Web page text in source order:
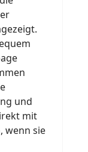
und
mit
wenn sie